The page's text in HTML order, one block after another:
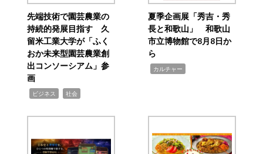
先端技術で園芸農業の
持続的発展目指す 久
留米工業大学が「ふく
おか未来型園芸農業創
出コンソーシアム」参
画
ビジネス 社会
夏季企画展「秀吉・秀
長と和歌山」 和歌山
市立博物館で8月8日か
ら
カルチャー